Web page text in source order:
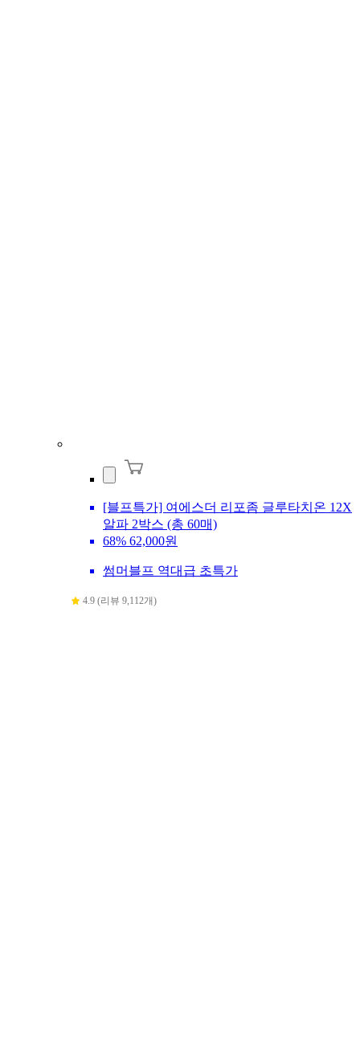
[블프특가] 여에스더 리포좀 글루타치온 12X
알파 2박스 (총 60매)
68% 62,000원
썸머블프 역대급 초특가
4.9 (리뷰 9,112개)